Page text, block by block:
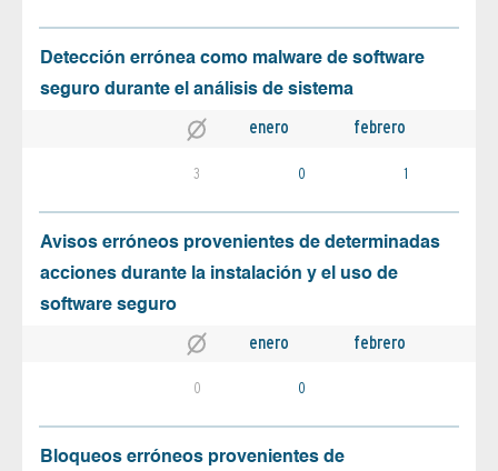
Detección errónea como malware de software
seguro durante el análisis de sistema
enero febrero
3 0 1
Avisos erróneos provenientes de determinadas
acciones durante la instalación y el uso de
software seguro
enero febrero
0 0
Bloqueos erróneos provenientes de